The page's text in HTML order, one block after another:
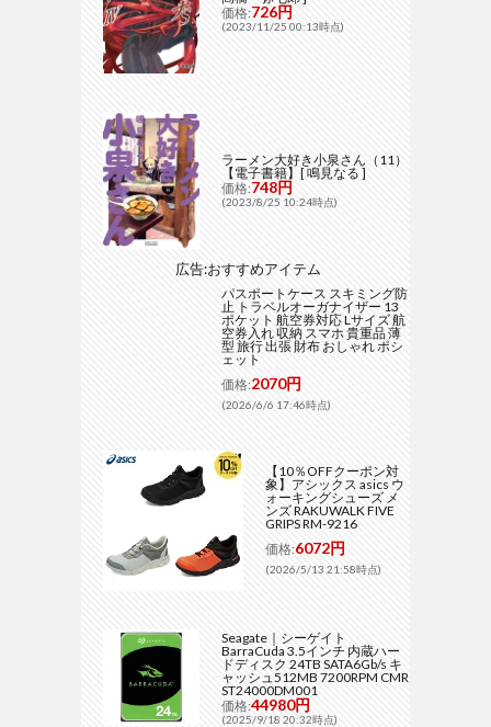
価格:726円
(2023/11/25 00:13時点)
ラーメン大好き小泉さん（11）
【電子書籍】[ 鳴見なる ]
価格:748円
(2023/8/25 10:24時点)
広告:おすすめアイテム
パスポートケース スキミング防
止 トラベルオーガナイザー 13
ポケット 航空券対応 Lサイズ 航
空券入れ 収納 スマホ 貴重品 薄
型 旅行 出張 財布 おしゃれ ポシ
ェット
価格:2070円
(2026/6/6 17:46時点)
【10％OFFクーポン対
象】アシックス asics ウ
ォーキングシューズ メ
ンズ RAKUWALK FIVE
GRIPS RM-9216
価格:6072円
(2026/5/13 21:58時点)
Seagate｜シーゲイト
BarraCuda 3.5インチ 内蔵ハー
ドディスク 24TB SATA6Gb/s キ
ャッシュ512MB 7200RPM CMR
ST24000DM001
価格:44980円
(2025/9/18 20:32時点)